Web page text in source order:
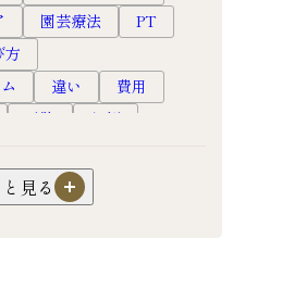
園芸療法
PT
方
違い
費用
予防
転倒
ホスピス
見る